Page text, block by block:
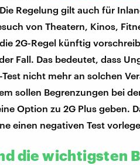
Regelung gilt auch für
von Theatern, Kinos,
2G-Regel künftig
Fall. Das bedeutet, dass
nicht mehr an solchen
sollen Begrenzungen bei
Option zu 2G Plus geben.
einen negativen Test
die wichtigsten